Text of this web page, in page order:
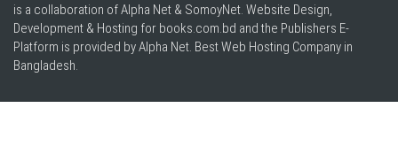
is a collaboration of Alpha Net & SomoyNet. Website Design,
Development & Hosting for books.com.bd and the Publishers E-
Platform is provided by Alpha Net. BestWeb Hosting Company in
Bangladesh.